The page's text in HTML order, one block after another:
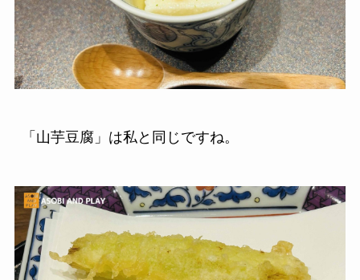
「山芋豆腐」は私と同じですね。